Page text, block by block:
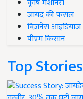
कृषि मशीनरी
जायद की फसल
बिज़नेस आइडियाज
पीएम किसान
Top Stories